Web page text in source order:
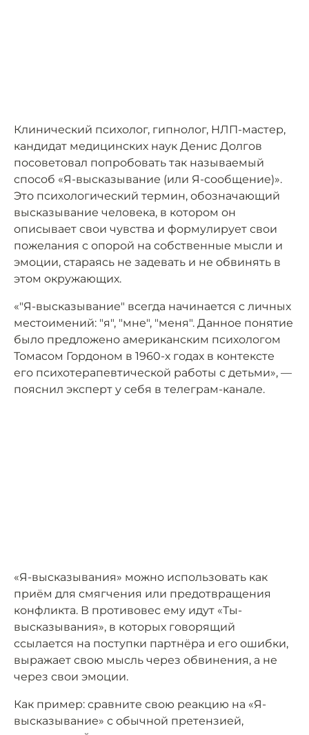
Клинический психолог, гипнолог, НЛП-мастер,
кандидат медицинских наук Денис Долгов
посоветовал попробовать так называемый
способ «Я-высказывание (или Я-сообщение)».
Это психологический термин, обозначающий
высказывание человека, в котором он
описывает свои чувства и формулирует свои
пожелания с опорой на собственные мысли и
эмоции, стараясь не задевать и не обвинять в
этом окружающих.
«"Я-высказывание" всегда начинается с личных
местоимений: "я", "мне", "меня". Данное понятие
было предложено американским психологом
Томасом Гордоном в 1960-х годах в контексте
его психотерапевтической работы с детьми», —
пояснил эксперт у себя в телеграм-канале.
«Я-высказывания» можно использовать как
приём для смягчения или предотвращения
конфликта. В противовес ему идут «Ты-
высказывания», в которых говорящий
ссылается на поступки партнёра и его ошибки,
выражает свою мысль через обвинения, а не
через свои эмоции.
Как пример: сравните свою реакцию на «Я-
высказывание» с обычной претензией,